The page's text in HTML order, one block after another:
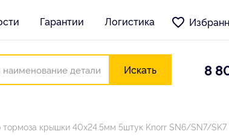
Гарантии Логистика
Искать 8
тормоза крышки 40x24.5мм 5штук Knorr SN6/SN7/SK7